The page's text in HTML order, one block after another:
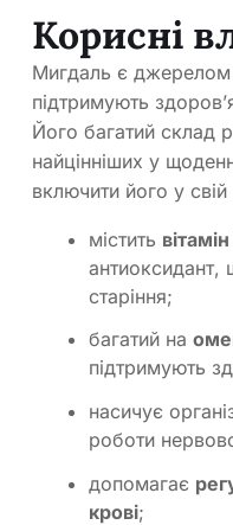
Корисні
Мигдаль є джерелом
підтримують
Його багатий склад
найцінніших у
включити його у
містить вітамін
антиоксидант,
старіння;
багатий на
підтримують
насичує
роботи
допомагає
крові;